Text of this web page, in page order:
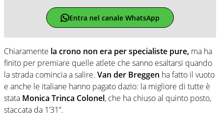
Entra nel canale WhatsApp
Chiaramente la crono non era per specialiste pure, ma ha
finito per premiare quelle atlete che sanno esaltarsi quando
la strada comincia a salire. Van der Breggen ha fatto il vuoto
e anche le italiane hanno pagato dazio: la migliore di tutte è
stata Monica Trinca Colonel, che ha chiuso al quinto posto,
staccata da 1’31”.